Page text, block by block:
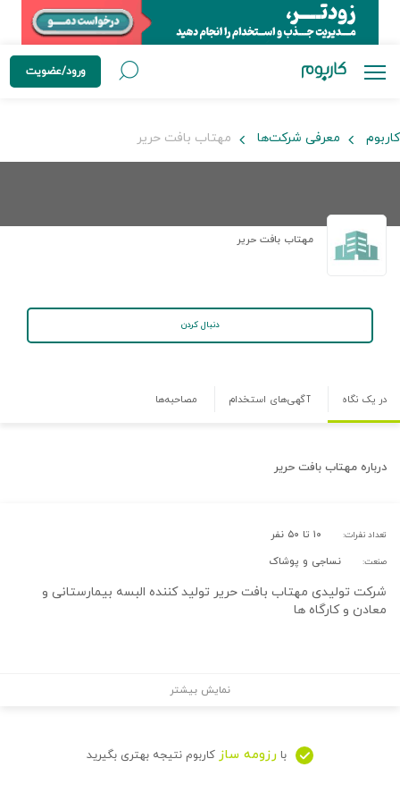
ورود/عضویت
کاربوم معرفی شرکت‌ها مهتاب بافت حریر
مهتاب بافت حریر
دنبال کردن
در یک نگاه آگهی‌های استخدام مصاحبه‌ها
درباره مهتاب بافت حریر
تعداد نفرات: ۱۰ تا ۵۰ نفر
صنعت: نساجی و پوشاک
شرکت تولیدی مهتاب بافت حریر تولید کننده البسه بیمارستانی و
معادن و کارگاه ها
نمایش بیشتر
با رزومه ساز کاربوم نتیجه بهتری بگیرید